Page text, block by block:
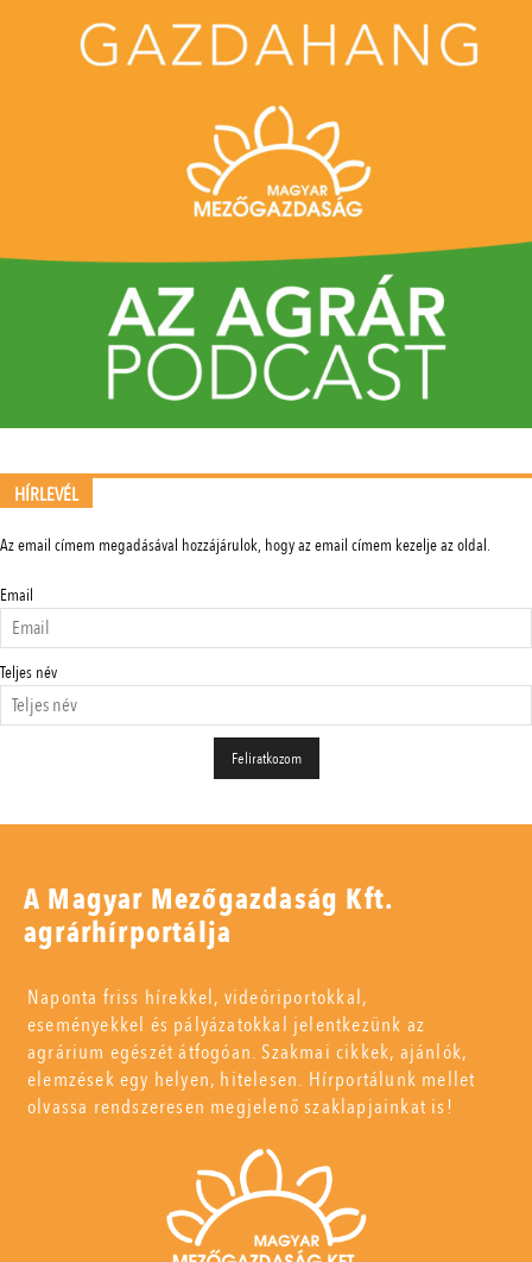
HÍRLEVÉL
Az email címem megadásával hozzájárulok, hogy az email címem kezelje az oldal.
Email
Teljes név
A Magyar Mezőgazdaság Kft.
agrárhírportálja
Naponta friss hírekkel, videóriportokkal,
eseményekkel és pályázatokkal jelentkezünk az
agrárium egészét átfogóan. Szakmai cikkek, ajánlók,
elemzések egy helyen, hitelesen. Hírportálunk mellet
olvassa rendszeresen megjelenő szaklapjainkat is!